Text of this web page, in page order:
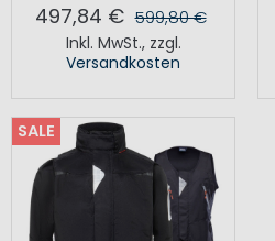
497,84 € 599,80 €
Inkl. MwSt., zzgl.
Versandkosten
SALE